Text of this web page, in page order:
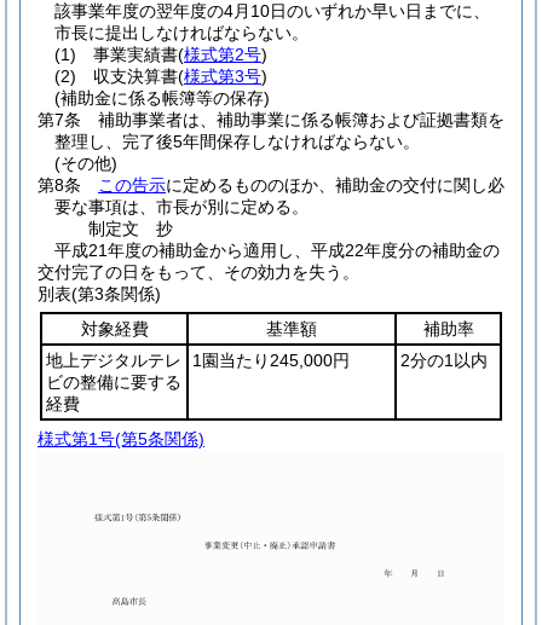
該事業年度の翌年度の4月10日のいずれか早い日までに、
市長に提出しなければならない。
(1)
事業実績書(様式第2号)
(2)
収支決算書(様式第3号)
(補助金に係る帳簿等の保存)
第7条
補助事業者は、補助事業に係る帳簿および証拠書類を
整理し、完了後5年間保存しなければならない。
(その他)
第8条
この告示に定めるもののほか、補助金の交付に関し必
要な事項は、市長が別に定める。
制定文 抄
平成21年度の補助金から適用し、平成22年度分の補助金の
交付完了の日をもって、その効力を失う。
別表(第3条関係)
対象経費
基準額
補助率
地上デジタルテレ
ビの整備に要する
経費
1園当たり245,000円 2分の1以内
様式第1号(第5条関係)